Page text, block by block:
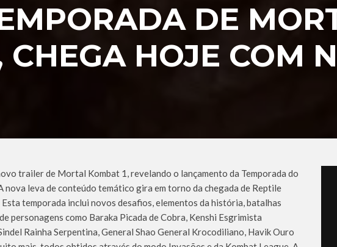
DE
CHEGA HOJE COM
trailer de Mortal Kombat 1, revelando o lançamento da Temporada do
nova leva de conteúdo temático gira em torno da chegada de Reptile
temporada inclui novos desafios, elementos da história, batalhas
personagens como Baraka Picada de Cobra, Kenshi Esgrimista
Rainha Serpentina, General Shao General Krocodiliano, Havik Ouro